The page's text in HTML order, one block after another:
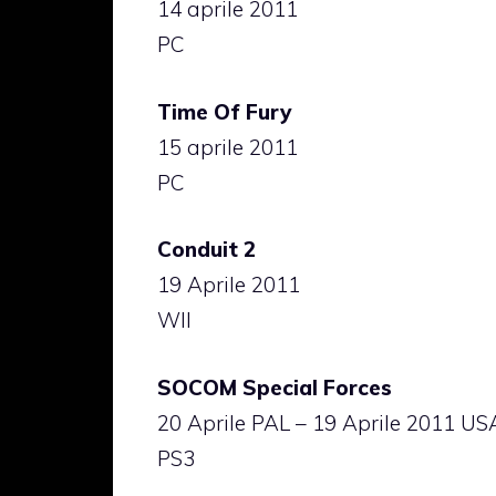
14 aprile 2011
PC
Time Of Fury
15 aprile 2011
PC
Conduit 2
19 Aprile 2011
WII
SOCOM Special Forces
20 Aprile PAL – 19 Aprile 2011
PS3